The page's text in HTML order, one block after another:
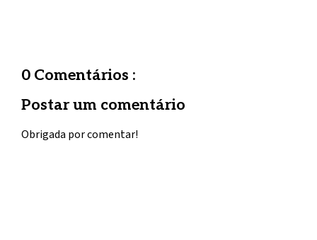
0 Comentários :
Postar um comentário
Obrigada por comentar!